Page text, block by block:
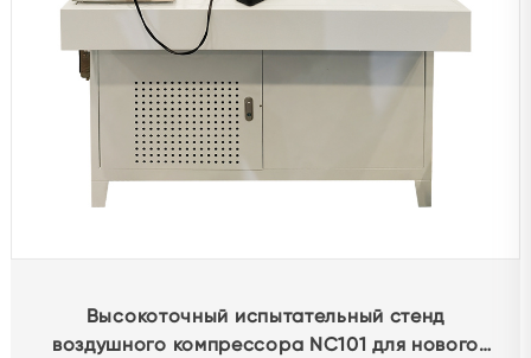
Балансировочная машина
Средства защиты автомобиля
Диагностическое оборудование
Расточной шлифовальный станок
Другие продукты
Высокоточный испытательный стенд
воздушного компрессора NC101 для нового